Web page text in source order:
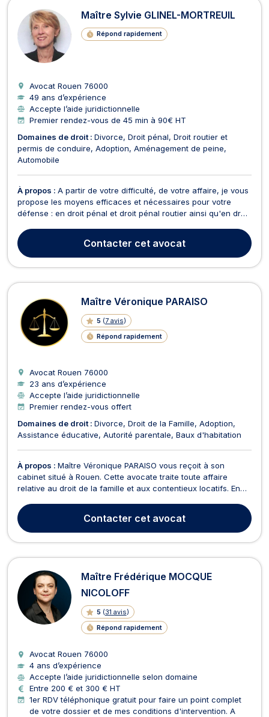
Maître Sylvie GLINEL-MORTREUIL
Répond rapidement
Avocat Rouen 76000
49 ans d’expérience
Accepte l’aide juridictionnelle
Premier rendez-vous de 45 min à 90€ HT
Domaines de droit : Divorce Droit pénal Droit routier et
permis de conduire Adoption Aménagement de peine
Automobile
À propos : A partir de votre difficulté, de votre affaire, je vous
propose les moyens efficaces et nécessaires pour votre
défense : en droit pénal et droit pénal routier ainsi qu'en droit
diplômée pour ce contentieux très particulier qui porte sur
toutes les infractio...Contacter cet avocat
Maître Véronique PARAISO
5 (7 avis)
Répond rapidement
Avocat Rouen 76000
23 ans d’expérience
Accepte l’aide juridictionnelle
Premier rendez-vous offert
Domaines de droit : Divorce Droit de la Famille Adoption
Assistance éducative Autorité parentale Baux d'habitation
À propos : Maître Véronique PARAISO vous reçoit à son
cabinet situé à Rouen. Cette avocate traite toute affaire
relative au droit de la famille et aux contentieux locatifs. En
essentiellement des affaires de divorce. À cet effet, elle
accompagne ses clients dans le cadre des procé...
Contacter cet avocat
Maître Frédérique MOCQUE
NICOLOFF
5 (31 avis)
Répond rapidement
Avocat Rouen 76000
4 ans d’expérience
Accepte l’aide juridictionnelle selon domaine
Entre 200 € et 300 € HT
1er RDV téléphonique gratuit pour faire un point complet
de votre dossier et de mes conditions d'intervention. A